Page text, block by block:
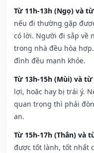
Từ 11h-13h (Ngọ) và
nếu đi thường gặp
có lời. Người đi sắp về
trong nhà đều hòa
đình đều mạnh khỏe.
Từ 13h-15h (Mùi) và từ
lợi, hoặc hay bị trái ý.
quan trọng thì phải
an.
Từ 15h-17h (Thân) và
được tốt lành, tốt nhất